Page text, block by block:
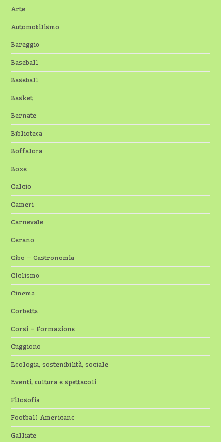
Arte
Automobilismo
Bareggio
Baseball
Baseball
Basket
Bernate
Biblioteca
Boffalora
Boxe
Calcio
Cameri
Carnevale
Cerano
Cibo – Gastronomia
CIclismo
Cinema
Corbetta
Corsi – Formazione
Cuggiono
Ecologia, sostenibilità, sociale
Eventi, cultura e spettacoli
Filosofia
Football Americano
Galliate